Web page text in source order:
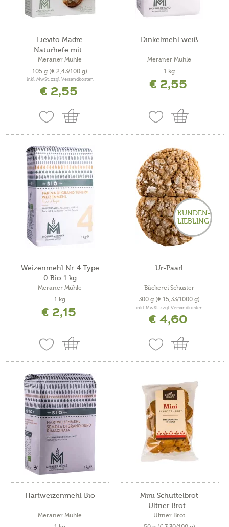
Lievito Madre
Naturhefe mit...
Meraner Mühle
105 g (€ 2,43/100 g)
inkl. MwSt. zzgl. Versandkosten
€ 2,55
Dinkelmehl weiß
Meraner Mühle
1 kg
€ 2,55
Weizenmehl Nr. 4 Type
0 Bio 1 kg
Meraner Mühle
1 kg
€ 2,15
KUNDEN-
LIEBLING
Ur-Paarl
Bäckerei Schuster
300 g (€ 15,33/1000 g)
inkl. MwSt. zzgl. Versandkosten
€ 4,60
Hartweizenmehl Bio
Meraner Mühle
Mini Schüttelbrot
Ultner Brot...
Ultner Brot